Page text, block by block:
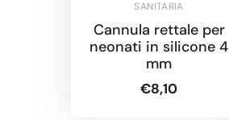
SANITARIA
Cannula rettale per
neonati in silicone 4
mm
€8,10